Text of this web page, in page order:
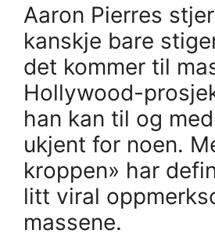
Aaron Pierres
kanskje bare
det kommer til
Hollywood-
han kan til og
ukjent for noen.
kroppen» har
litt viral
massene.